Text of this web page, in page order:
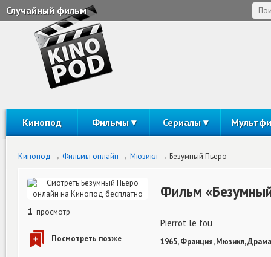
Случайный фильм
Кинопод Фильмы Сериалы
Кинопод Фильмы онлайн Мюзикл Безумный Пьеро
1 просмотр
Фильм
Pierrot le fou
1965, Франция, Мюзикл,